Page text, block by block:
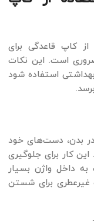
کاپ قاعدگی برای
است. این نکات
استفاده شود
بدن، دست‌های خود
کار برای جلوگیری
به داخل واژن بسیار
غیرعطری برای شستن